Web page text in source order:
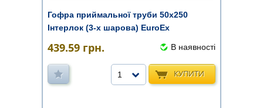
Гофра приймальної труби 50х250
Інтерлок (3-х шарова) EuroEx
439.59 грн. В наявності
КУПИТИ
1